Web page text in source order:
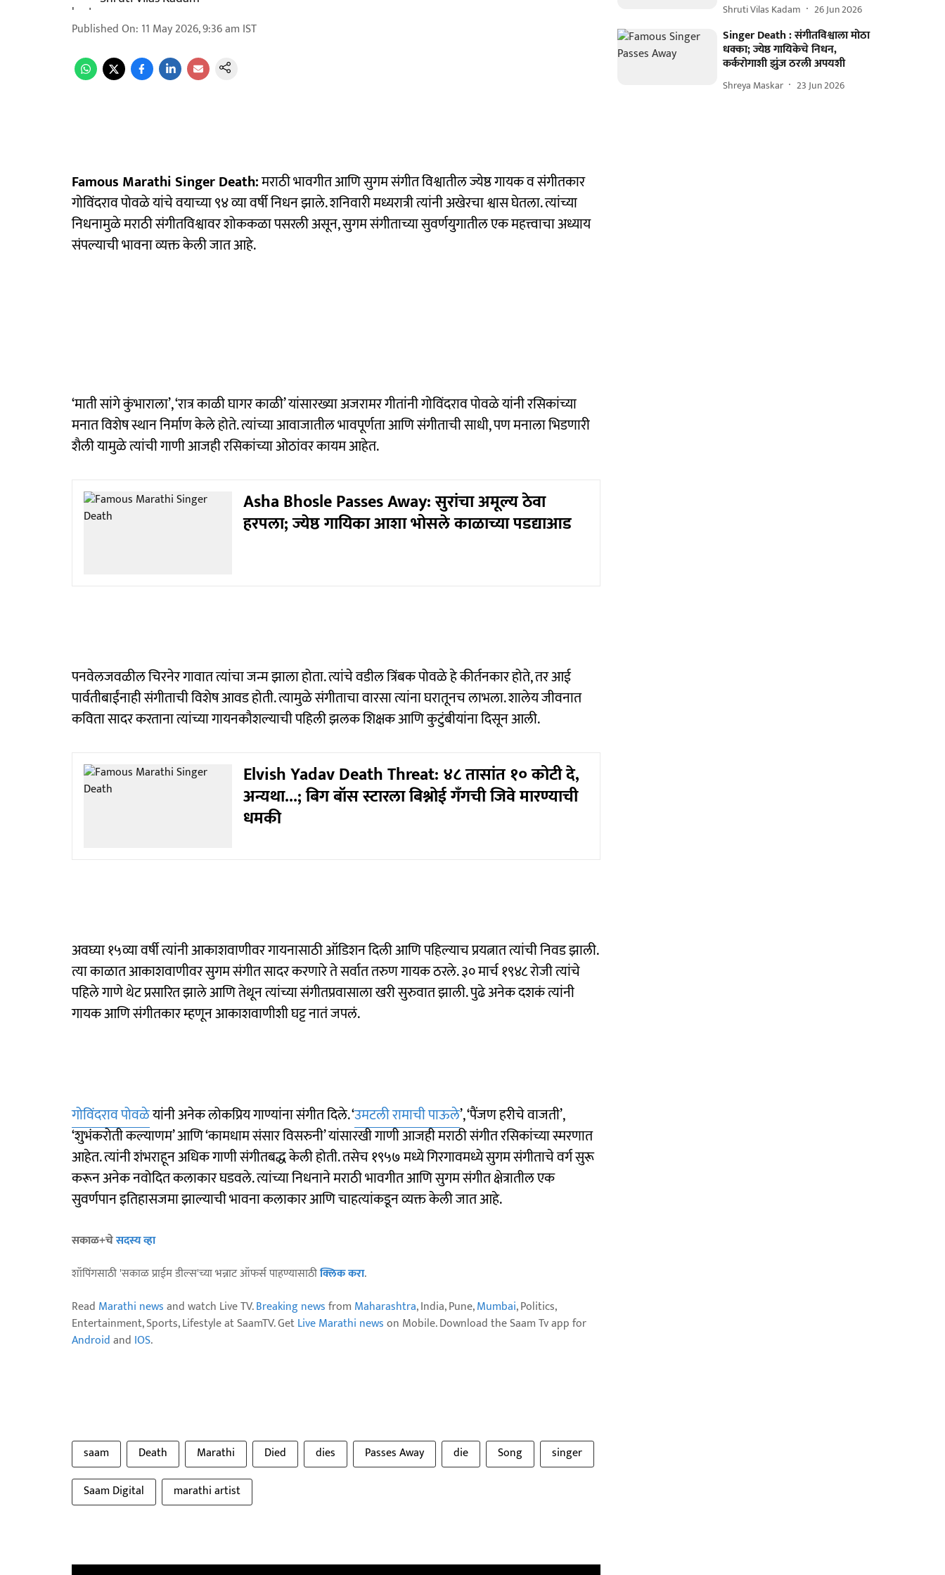
Published On: 11 May 2026, 9:36 am IST
Famous Marathi Singer Death:मराठी भावगीत आणि सुगम संगीत विश्वातील ज्येष्ठ गायक व संगीतकार
गोविंदराव पोवळे यांचे वयाच्या ९४ व्या वर्षी निधन झाले. शनिवारी मध्यरात्री त्यांनी अखेरचा श्वास घेतला. त्यांच्या
निधनामुळे मराठी संगीतविश्वावर शोककळा पसरली असून, सुगम संगीताच्या सुवर्णयुगातील एक महत्त्वाचा अध्याय
संपल्याची भावना व्यक्त केली जात आहे.
‘माती सांगे कुंभाराला’, ‘रात्र काळी घागर काळी’ यांसारख्या अजरामर गीतांनी गोविंदराव पोवळे यांनी रसिकांच्या
मनात विशेष स्थान निर्माण केले होते. त्यांच्या आवाजातील भावपूर्णता आणि संगीताची साधी, पण मनाला भिडणारी
शैली यामुळे त्यांची गाणी आजही रसिकांच्या ओठांवर कायम आहेत.
Asha Bhosle Passes Away: सुरांचा अमूल्य ठेवा
हरपला; ज्येष्ठ गायिका आशा भोसले काळाच्या पडद्याआड
पनवेलजवळील चिरनेर गावात त्यांचा जन्म झाला होता. त्यांचे वडील त्रिंबक पोवळे हे कीर्तनकार होते, तर आई
पार्वतीबाईंनाही संगीताची विशेष आवड होती. त्यामुळे संगीताचा वारसा त्यांना घरातूनच लाभला. शालेय जीवनात
कविता सादर करताना त्यांच्या गायनकौशल्याची पहिली झलक शिक्षक आणि कुटुंबीयांना दिसून आली.
Elvish Yadav Death Threat: ४८ तासांत १० कोटी दे,
अन्यथा...; बिग बॉस स्टारला बिश्नोई गँगची जिवे मारण्याची
धमकी
अवघ्या १५व्या वर्षी त्यांनी आकाशवाणीवर गायनासाठी ऑडिशन दिली आणि पहिल्याच प्रयत्नात त्यांची निवड झाली.
त्या काळात आकाशवाणीवर सुगम संगीत सादर करणारे ते सर्वात तरुण गायक ठरले. ३० मार्च १९४८ रोजी त्यांचे
पहिले गाणे थेट प्रसारित झाले आणि तेथून त्यांच्या संगीतप्रवासाला खरी सुरुवात झाली. पुढे अनेक दशकं त्यांनी
गायक आणि संगीतकार म्हणून आकाशवाणीशी घट्ट नातं जपलं.
गोविंदराव पोवळेयांनी अनेक लोकप्रिय गाण्यांना संगीत दिले. ‘उमटली रामाची पाऊले’, ‘पैंजण हरीचे वाजती’,
‘शुभंकरोती कल्याणम’ आणि ‘कामधाम संसार विसरुनी’ यांसारखी गाणी आजही मराठी संगीत रसिकांच्या स्मरणात
आहेत. त्यांनी शंभराहून अधिक गाणी संगीतबद्ध केली होती. तसेच १९५७ मध्ये गिरगावमध्ये सुगम संगीताचे वर्ग सुरू
करून अनेक नवोदित कलाकार घडवले. त्यांच्या निधनाने मराठी भावगीत आणि सुगम संगीत क्षेत्रातील एक
सुवर्णपान इतिहासजमा झाल्याची भावना कलाकार आणि चाहत्यांकडून व्यक्त केली जात आहे.
सकाळ+चेसदस्य व्हा
शॉपिंगसाठी 'सकाळ प्राईम डील्स'च्या भन्नाट ऑफर्स पाहण्यासाठीक्लिक करा.
Read Marathi newsand watch Live TV.Breaking newsfrom Maharashtra, India, Pune,Mumbai, Politics,
Entertainment, Sports, Lifestyle at SaamTV. GetLive Marathi newson Mobile. Download the Saam Tv app for
Androidand IOS.
saam Death Marathi Died dies Passes Away die Song
singer
Saam Digital
marathi artist
Shruti Vilas Kadam 26 Jun 2026
Singer Death : संगीतविश्वाला मोठा
धक्का; ज्येष्ठ गायिकेचे निधन,
कर्करोगाशी झुंज ठरली अपयशी
Shreya Maskar 23 Jun 2026